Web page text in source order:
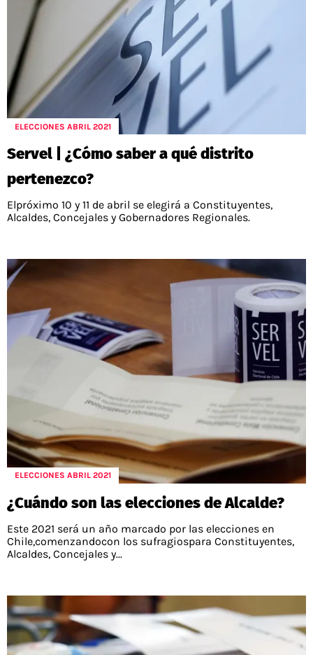
ELECCIONES ABRIL 2021
Servel | ¿Cómo saber a qué distrito
pertenezco?
Elpróximo 10 y 11 de abril se elegirá a Constituyentes,
Alcaldes, Concejales y Gobernadores Regionales.
ELECCIONES ABRIL 2021
¿Cuándo son las elecciones de Alcalde?
Este 2021 será un año marcado por las elecciones en
Chile,comenzandocon los sufragiospara Constituyentes,
Alcaldes, Concejales y...